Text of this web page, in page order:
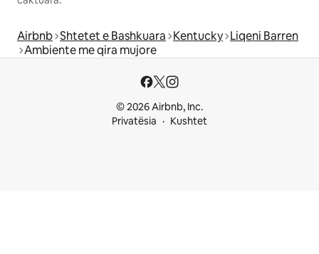
Airbnb Shtetet e Bashkuara Kentucky Liqeni Barren
Ambiente me qira mujore
© 2026 Airbnb, Inc.
Privatësia
Kushtet